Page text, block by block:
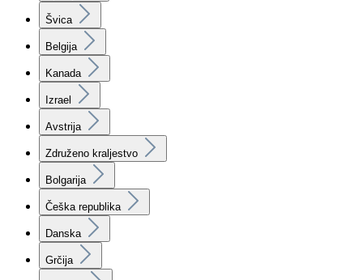
Švica
Belgija
Kanada
Izrael
Avstrija
Združeno kraljestvo
Bolgarija
Češka republika
Danska
Grčija